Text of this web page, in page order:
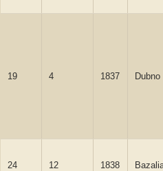
19 4 1837 Dubno
24 12 1838